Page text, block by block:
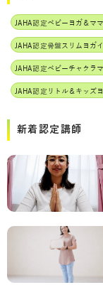
JAHA認定骨盤スリムヨガ
新着認定講師